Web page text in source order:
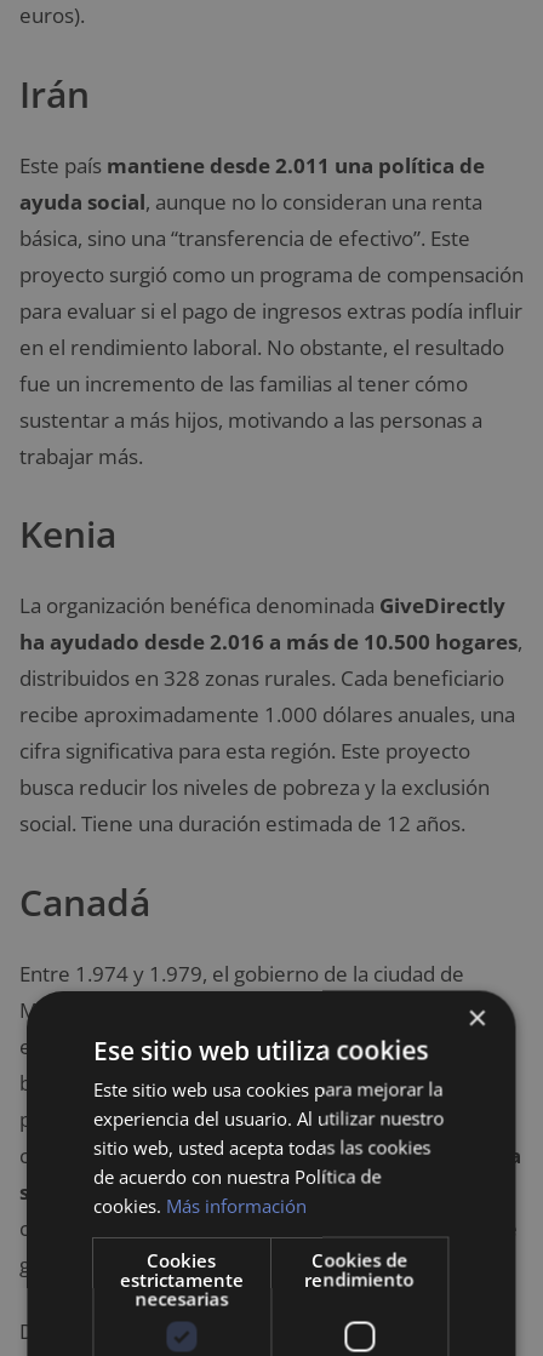
euros).
Irán
Este país mantiene desde 2.011 una política de
ayuda social, aunque no lo consideran una renta
básica, sino una “transferencia de efectivo”. Este
proyecto surgió como un programa de compensación
para evaluar si el pago de ingresos extras podía influir
en el rendimiento laboral. No obstante, el resultado
fue un incremento de las familias al tener cómo
sustentar a más hijos, motivando a las personas a
trabajar más.
Kenia
La organización benéfica denominada GiveDirectly
ha ayudado desde 2.016 a más de 10.500 hogares,
distribuidos en 328 zonas rurales. Cada beneficiario
recibe aproximadamente 1.000 dólares anuales, una
cifra significativa para esta región. Este proyecto
busca reducir los niveles de pobreza y la exclusión
social. Tiene una duración estimada de 12 años.
Canadá
Entre 1.974 y 1.979, el gobierno de la ciudad de
Manitoba aplicó en el pueblo agrícola Dauphin un
experimento controlado de introducción a la renta
básica. Cada individuo era libre de elegir si deseaba
participar o no en el estudio. Como resultado, se
comprobó que los beneficiados teníanmejoras en la
salud física, mental y en las calificaciones
caso de los escolares). No obstante, con el cambio de
gobierno, este proyecto fue cancelado.
De igual forma, en 2.017, en Ontario, el gobierno
×
Ese sitio web utiliza cookies
Este sitio web usa cookies para mejorar la
experiencia del usuario. Al utilizar nuestro
sitio web, usted acepta todas las cookies
de acuerdo con nuestra Política de
cookies. Más información
Cookies
estrictamente
necesarias
Cookies de
rendimiento